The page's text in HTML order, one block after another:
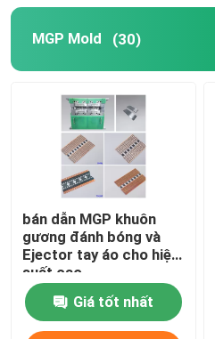
MGP Mold (30)
bán dẫn MGP khuôn
gương đánh bóng và
Ejector tay áo cho hiệu
suất cao
Giá tốt nhất